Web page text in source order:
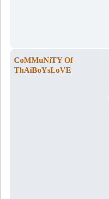
CoMMuNiTY Of
ThAiBoYsLoVE